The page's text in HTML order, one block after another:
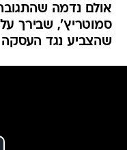
אולם נדמה
סמוטריץ', שבירך
שהצביע נגד העסקה